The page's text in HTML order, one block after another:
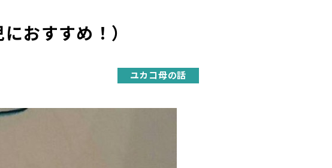
おすすめ！）
ユカコ母の話